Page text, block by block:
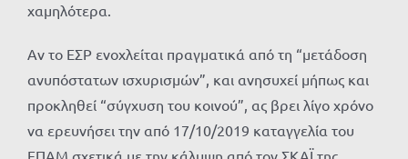
χαμηλότερα.
Αν το ΕΣΡ ενοχλείται πραγματικά από τη “μετάδοση
ανυπόστατων ισχυρισμών”, και ανησυχεί μήπως και
προκληθεί “σύγχυση του κοινού”, ας βρει λίγο χρόνο
να ερευνήσει την από 17/10/2019 καταγγελία του